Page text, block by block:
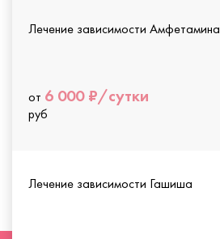
Лечение зависимости Амфетамина
от 6 000 ₽/сутки
руб
Лечение зависимости Гашиша